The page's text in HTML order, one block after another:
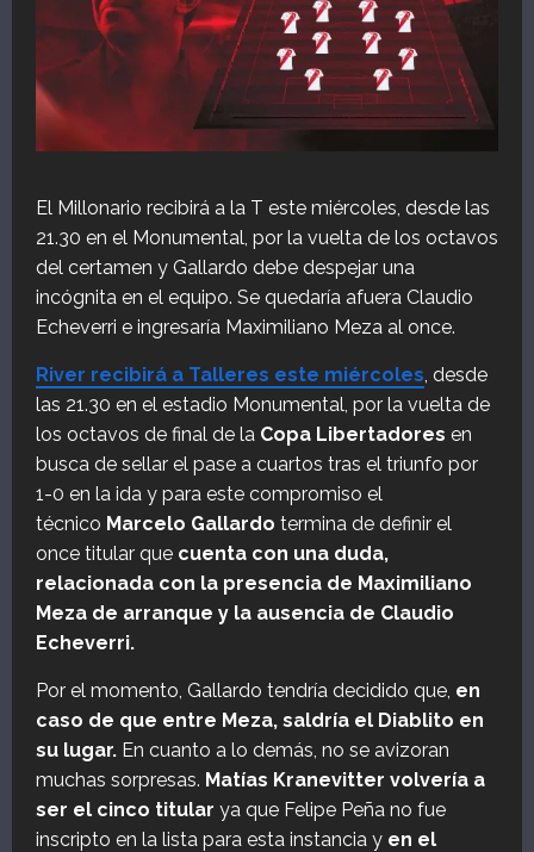
El Millonario recibirá a la T este miércoles, desde las
21.30 en el Monumental, por la vuelta de los octavos
del certamen y Gallardo debe despejar una
incógnita en el equipo. Se quedaría afuera Claudio
Echeverri e ingresaría Maximiliano Meza al once.
River recibirá a Talleres este miércoles, desde
las 21.30 en el estadio Monumental, por la vuelta de
los octavos de final de la Copa Libertadores en
busca de sellar el pase a cuartos tras el triunfo por
1-0 en la ida y para este compromiso el
técnico Marcelo Gallardo termina de definir el
once titular que cuenta con una duda,
relacionada con la presencia de Maximiliano
Meza de arranque y la ausencia de Claudio
Echeverri.
Por el momento, Gallardo tendría decidido que, en
caso de que entre Meza, saldría el Diablito en
su lugar. En cuanto a lo demás, no se avizoran
muchas sorpresas. Matías Kranevitter volvería a
ser el cinco titular ya que Felipe Peña no fue
inscripto en la lista para esta instancia y en el